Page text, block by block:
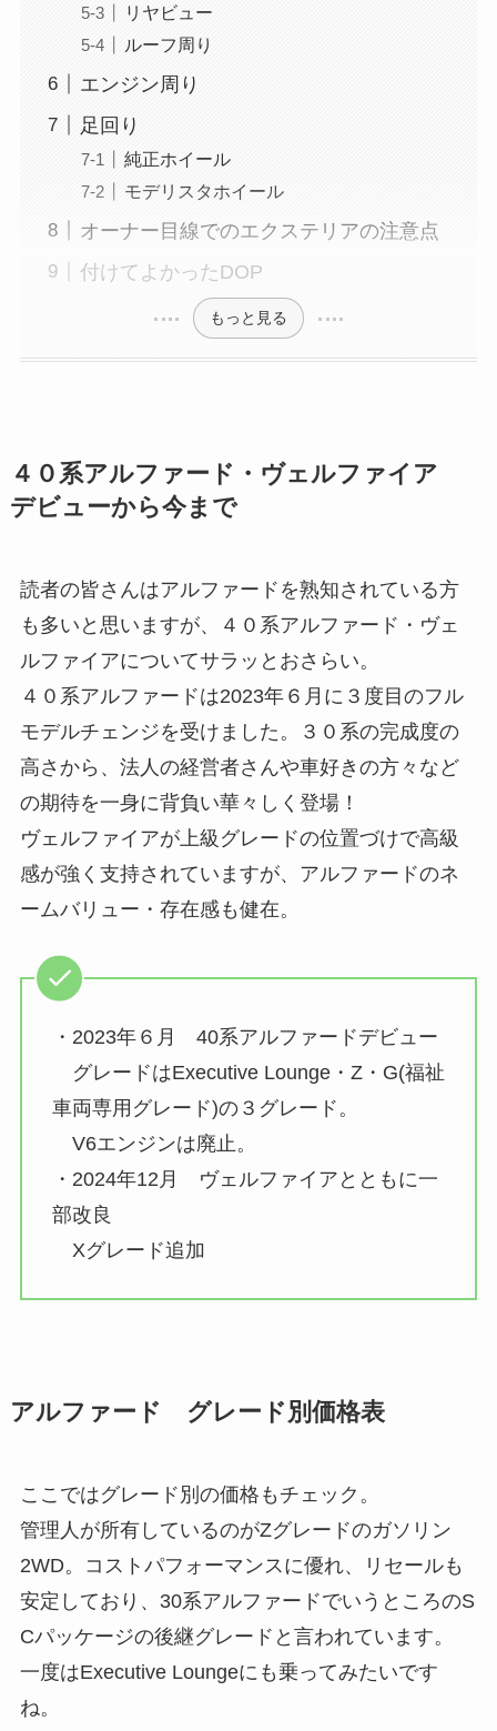
リヤビュー
ルーフ周り
エンジン周り
足回り
純正ホイール
モデリスタホイール
オーナー目線でのエクステリアの注意点
付けてよかったDOP
もっと見る
４０系アルファード・ヴェルファイア
デビューから今まで
読者の皆さんはアルファードを熟知されている方
も多いと思いますが、４０系アルファード・ヴェ
ルファイアについてサラッとおさらい。
４０系アルファードは2023年６月に３度目のフル
モデルチェンジを受けました。３０系の完成度の
高さから、法人の経営者さんや車好きの方々など
の期待を一身に背負い華々しく登場！
ヴェルファイアが上級グレードの位置づけで高級
感が強く支持されていますが、アルファードのネ
ームバリュー・存在感も健在。
・2023年６月 40系アルファードデビュー
グレードはExecutive Lounge・Z・G(福祉
車両専用グレード)の３グレード。
V6エンジンは廃止。
・2024年12月 ヴェルファイアとともに一
部改良
Xグレード追加
アルファード グレード別価格表
ここではグレード別の価格もチェック。
管理人が所有しているのがZグレードのガソリン
2WD。コストパフォーマンスに優れ、リセールも
安定しており、30系アルファードでいうところのS
Cパッケージの後継グレードと言われています。
一度はExecutive Loungeにも乗ってみたいです
ね。